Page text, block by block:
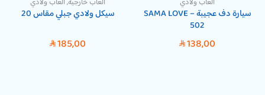
سيارة دف عجيبة – SAMA LOVE
502
SAR138,00
سيكل ولادي جبلي مقاس 20
SAR185,00